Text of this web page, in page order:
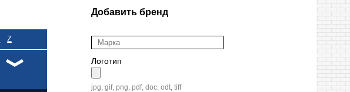
Добавить бренд
Логотип
jpg, gif, png, pdf, doc, odt, tiff
Z